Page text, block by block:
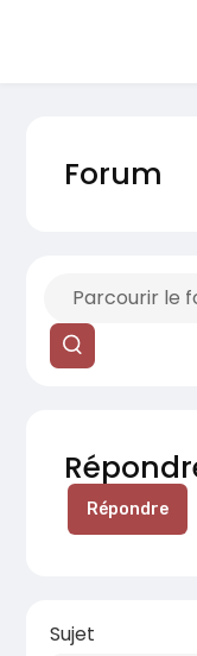
Forum
Parcourir le
Répondre
Sujet